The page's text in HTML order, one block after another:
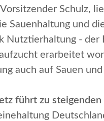
Schulz,
Sauenhaltung und
Nutztierhaltung -
erarbeitet
auch auf Sauen und
führt zu